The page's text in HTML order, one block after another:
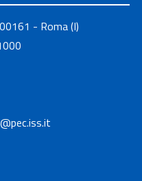
- Roma (I)